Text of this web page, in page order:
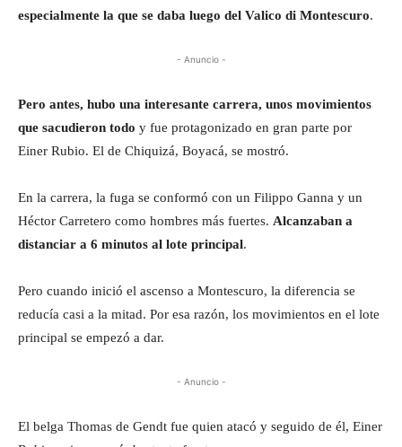
especialmente la que se daba luego del Valico di Montescuro.
- Anuncio -
Pero antes, hubo una interesante carrera, unos movimientos
que sacudieron todo y fue protagonizado en gran parte por
Einer Rubio. El de Chiquizá, Boyacá, se mostró.
En la carrera, la fuga se conformó con un Filippo Ganna y un
Héctor Carretero como hombres más fuertes. Alcanzaban a
distanciar a 6 minutos al lote principal.
Pero cuando inició el ascenso a Montescuro, la diferencia se
reducía casi a la mitad. Por esa razón, los movimientos en el lote
principal se empezó a dar.
- Anuncio -
El belga Thomas de Gendt fue quien atacó y seguido de él, Einer